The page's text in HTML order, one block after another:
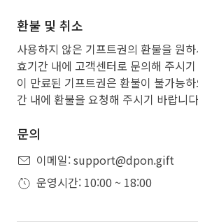
환불 및 취소
사용하지 않은 기프트권의 환불을 원
효기간 내에 고객센터로 문의해 주시
이 만료된 기프트권은 환불이 불가능
간 내에 환불을 요청해 주시기 바랍니
문의
이메일: support@dpon.gift
운영시간: 10:00 ~ 18:00